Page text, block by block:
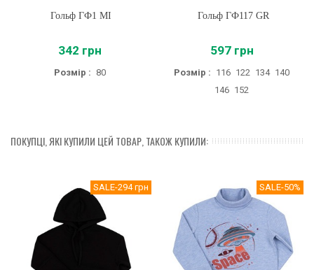
Гольф ГФ1 MI
342 грн
Розмір : 80
Гольф ГФ117 GR
597 грн
Розмір : 116 122 134 140
146 152
ПОКУПЦІ, ЯКІ КУПИЛИ ЦЕЙ ТОВАР, ТАКОЖ КУПИЛИ:
SALE-294 грн SALE-50%